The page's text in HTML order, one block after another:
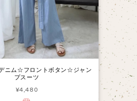
ニム☆フロントボタン☆ジャン
プスーツ
¥4,480